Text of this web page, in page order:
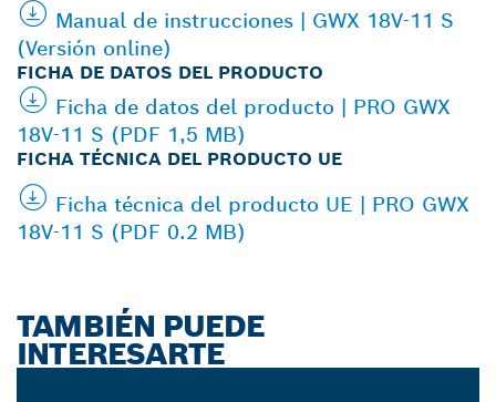
Manual de instrucciones | GWX 18V-11 S
(Versión online)
FICHA DE DATOS DEL PRODUCTO
Ficha de datos del producto | PRO GWX
18V-11 S (PDF 1,5 MB)
FICHA TÉCNICA DEL PRODUCTO UE
Ficha técnica del producto UE | PRO GWX
18V-11 S (PDF 0.2 MB)
TAMBIÉN PUEDE
INTERESARTE